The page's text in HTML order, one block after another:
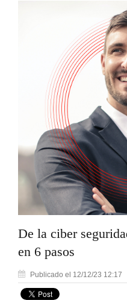
De la ciber
en 6 pasos
Publicado el 12/12/23 12:17